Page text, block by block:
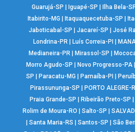
Guarujá-SP
Iguapé-SP Ilha Bela-
Itabirito-MG
Itaquaquecetuba-SP
Jaboticabal-SP
Jacareí-SP José
Londrina-PR| Luís Correia-PI
Medianeira-PR
Mirassol-SP
Morro Agudo-SP
Novo Progresso-PA
SP
Paracatu-MG Parnaíba-PI
Pirassununga-SP
PORTO ALEGRE-
Praia Grande-SP
Ribeirão Preto-SP
Rolim de Moura-RO
Salto-SP
|Santa Maria-RS |Santos-SP |São